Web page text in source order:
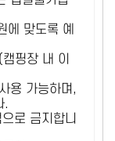
에 맞도록 예
핑장 내 이
용 가능하며,
.
로 금지합니